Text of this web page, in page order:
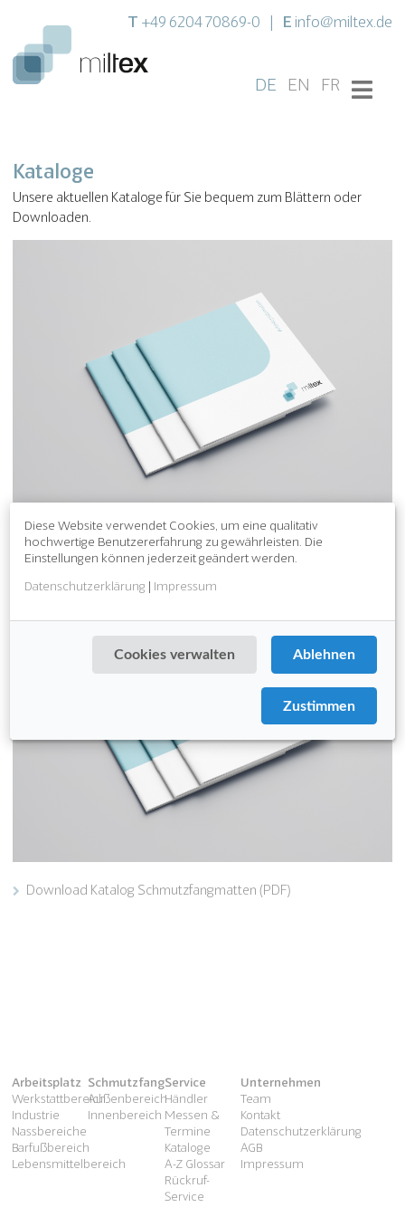
T +49 6204 70869-0 E info@miltex.de
DE EN FR
Kataloge
Unsere aktuellen Kataloge für Sie bequem zum Blättern oder
Downloaden.
Download Katalog Arbeitsplatzmatten (PDF)
Download Katalog Schmutzfangmatten (PDF)
Arbeitsplatz
Werkstattbereich
Industrie
Nassbereiche
Barfußbereich
Lebensmittelbereich
Schmutzfang
Außenbereich
Innenbereich
Service
Händler
Messen &
Termine
Kataloge
A-Z Glossar
Rückruf-
Service
Unternehmen
Team
Kontakt
Datenschutzerklärung
AGB
Impressum
Diese Website verwendet Cookies, um eine qualitativ
hochwertige Benutzererfahrung zu gewährleisten. Die
Einstellungen können jederzeit geändert werden.
Datenschutzerklärung | Impressum
Cookies verwalten Ablehnen
Zustimmen